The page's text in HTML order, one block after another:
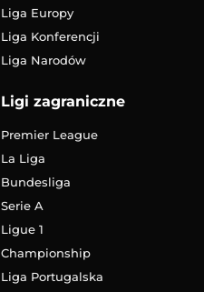
Liga Europy
Liga Konferencji
Liga Narodów
Ligi zagraniczne
Premier League
La Liga
Bundesliga
Serie A
Ligue 1
Championship
Liga Portugalska